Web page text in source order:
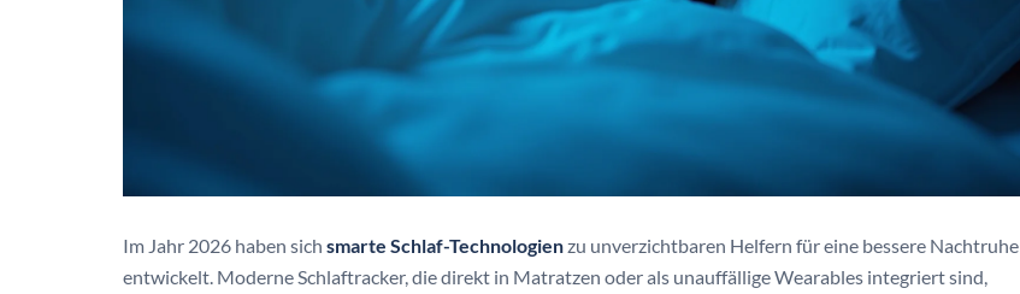
Im Jahr 2026 haben sich smarte Schlaf-Technologienzu unverzichtbaren Helfern für eine bessere Nachtruhe
entwickelt. Moderne Schlaftracker, die direkt in Matratzen oder als unauffällige Wearables integriert sind,